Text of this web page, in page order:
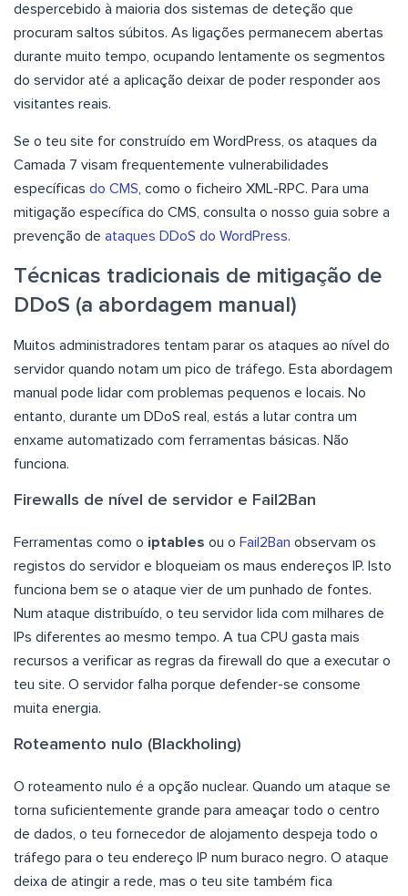
despercebido à maioria dos sistemas de deteção que
procuram saltos súbitos. As ligações permanecem abertas
durante muito tempo, ocupando lentamente os segmentos
do servidor até a aplicação deixar de poder responder aos
visitantes reais.
Se o teu site for construído em WordPress, os ataques da
Camada 7 visam frequentemente vulnerabilidades
específicas do CMS , como o ficheiro XML-RPC. Para uma
mitigação específica do CMS, consulta o nosso guia sobre a
prevenção de ataques DDoS do WordPress.
Técnicas tradicionais de mitigação de
DDoS (a abordagem manual)
Muitos administradores tentam parar os ataques ao nível do
servidor quando notam um pico de tráfego. Esta abordagem
manual pode lidar com problemas pequenos e locais. No
entanto, durante um DDoS real, estás a lutar contra um
enxame automatizado com ferramentas básicas. Não
funciona.
Firewalls de nível de servidor e Fail2Ban
Ferramentas como o iptables ou o Fail2Ban observam os
registos do servidor e bloqueiam os maus endereços IP. Isto
funciona bem se o ataque vier de um punhado de fontes.
Num ataque distribuído, o teu servidor lida com milhares de
IPs diferentes ao mesmo tempo. A tua CPU gasta mais
recursos a verificar as regras da firewall do que a executar o
teu site. O servidor falha porque defender-se consome
muita energia.
Roteamento nulo (Blackholing)
O roteamento nulo é a opção nuclear. Quando um ataque se
torna suficientemente grande para ameaçar todo o centro
de dados, o teu fornecedor de alojamento despeja todo o
tráfego para o teu endereço IP num buraco negro. O ataque
deixa de atingir a rede, mas o teu site também fica